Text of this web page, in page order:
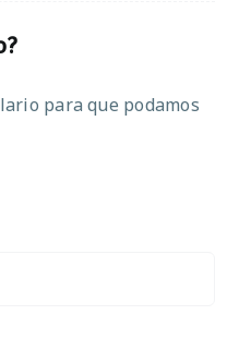
para que podamos